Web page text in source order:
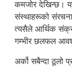
कमजोर देखिन्छ।
संस्थाहरूको संरचना
त्यसैले आर्थिक
गम्भीर छलफल
अर्को सबैन्दा ठूलो